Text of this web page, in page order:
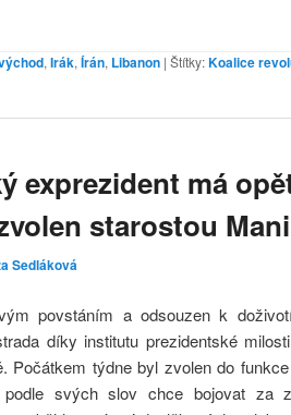
, Irák, Írán, Libanon | Štítky:Koalice
exprezident má
starostou
Sedláková
povstáním a odsouzen k
díky institutu prezidentské
Počátkem týdne byl zvolen do
svých slov chce bojovat za